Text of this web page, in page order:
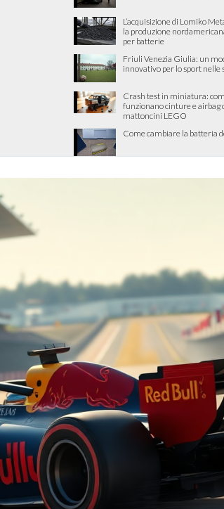
L’acquisizione di Lomiko
la produzione
per batterie
Friuli Venezia Giulia: un
innovativo per lo sport nelle
Crash test in miniatura:
funzionano cinture e airbag
mattoncini LEGO
Come cambiare la batteria